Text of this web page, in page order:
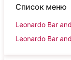
Список меню
Leonardo Bar
Leonardo Bar